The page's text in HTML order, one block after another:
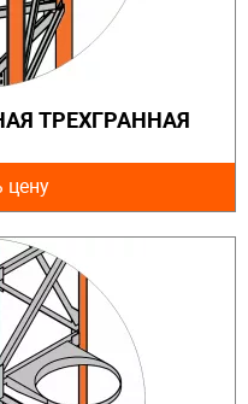
ТРЕХГРАННАЯ
цену